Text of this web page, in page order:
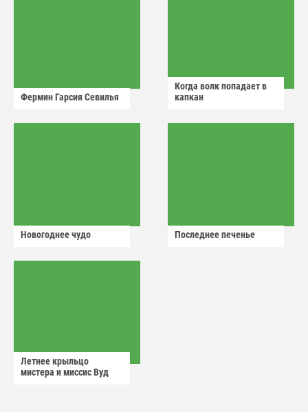
Фермин Гарсия Севилья
Когда волк попадает в
капкан
Новогоднее чудо Последнее печенье
Летнее крыльцо
мистера и миссис Вуд